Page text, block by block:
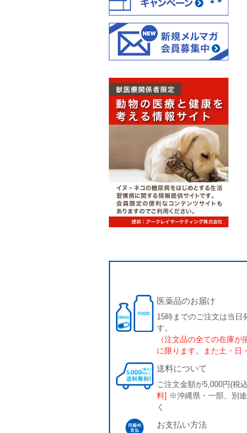
医薬品のお届け
15時までのご注文は当日
す。
（注文品の全ての在庫が
に限ります。また土・日
送料について
ご注文金額が5,000円(税
料] ※沖縄県・一部、別
く
お支払い方法